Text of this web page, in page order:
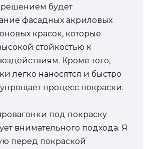
будет
фасадных акриловых
красок, которые
стойкостью к
Кроме того,
легко наносятся и быстро
упрощает процесс покраски.
под покраску
внимательного подхода. Я
перед покраской